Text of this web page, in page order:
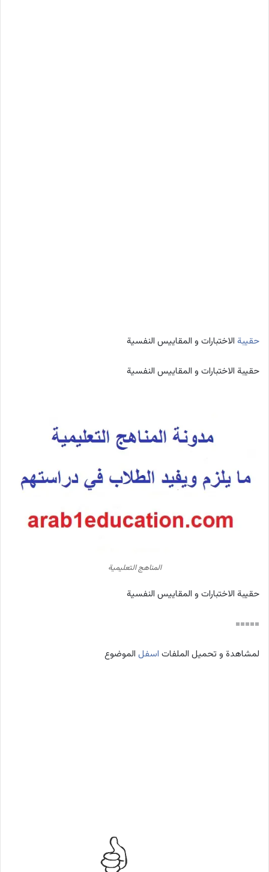
حقيبة الاختبارات و المقاييس النفسية
حقيبة الاختبارات و المقاييس النفسية
المناهج التعليمية
حقيبة الاختبارات و المقاييس النفسية
=====
لمشاهدة و تحميل الملفات اسفل الموضوع